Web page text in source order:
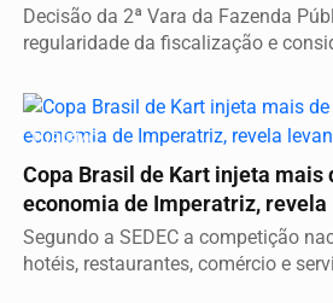
Decisão da 2ª Vara da Fazenda
regularidade da fiscalização e
TURISMO
Copa Brasil de Kart injeta mais
economia de Imperatriz,
Segundo a SEDEC a competição
hotéis, restaurantes, comércio e